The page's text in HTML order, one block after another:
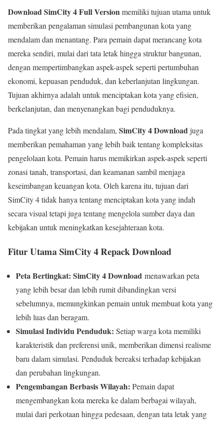
Download SimCity 4 Full Versionmemiliki tujuan utama untuk
memberikan pengalaman simulasi pembangunan kota yang
mendalam dan menantang. Para pemain dapat merancang kota
mereka sendiri, mulai dari tata letak hingga struktur bangunan,
dengan mempertimbangkan aspek-aspek seperti pertumbuhan
ekonomi, kepuasan penduduk, dan keberlanjutan lingkungan.
Tujuan akhirnya adalah untuk menciptakan kota yang efisien,
berkelanjutan, dan menyenangkan bagi penduduknya.
Pada tingkat yang lebih mendalam, SimCity 4 Downloadjuga
memberikan pemahaman yang lebih baik tentang kompleksitas
pengelolaan kota. Pemain harus memikirkan aspek-aspek seperti
zonasi tanah, transportasi, dan keamanan sambil menjaga
keseimbangan keuangan kota. Oleh karena itu, tujuan dari
SimCity 4 tidak hanya tentang menciptakan kota yang indah
secara visual tetapi juga tentang mengelola sumber daya dan
kebijakan untuk meningkatkan kesejahteraan kota.
Fitur Utama SimCity 4 Repack Download
Peta Bertingkat: SimCity 4 Download menawarkan peta
yang lebih besar dan lebih rumit dibandingkan versi
sebelumnya, memungkinkan pemain untuk membuat kota yang
lebih luas dan beragam.
Simulasi Individu Penduduk: Setiap warga kota memiliki
karakteristik dan preferensi unik, memberikan dimensi realisme
baru dalam simulasi. Penduduk bereaksi terhadap kebijakan
dan perubahan lingkungan.
Pengembangan Berbasis Wilayah: Pemain dapat
mengembangkan kota mereka ke dalam berbagai wilayah,
mulai dari perkotaan hingga pedesaan, dengan tata letak yang